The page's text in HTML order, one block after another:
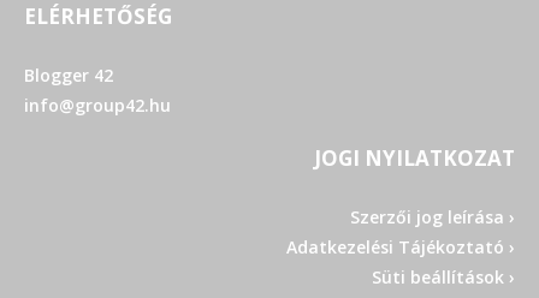
ELÉRHETŐSÉG
Blogger 42
info@group42.hu
JOGI NYILATKOZAT
Szerzői jog leírása ›
Adatkezelési Tájékoztató ›
Süti beállítások ›